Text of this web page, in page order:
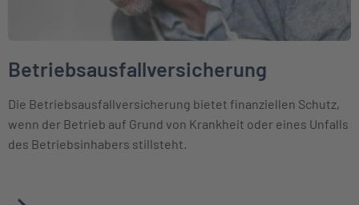
Betriebsausfallversicherung
Die Betriebsausfallversicherung bietet finanziellen Schutz,
wenn der Betrieb auf Grund von Krankheit oder eines Unfalls
des Betriebsinhabers stillsteht.